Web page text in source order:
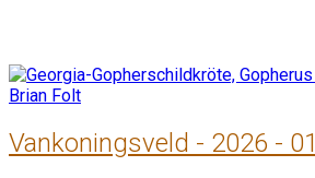
Vankoningsveld - 2026 - 01